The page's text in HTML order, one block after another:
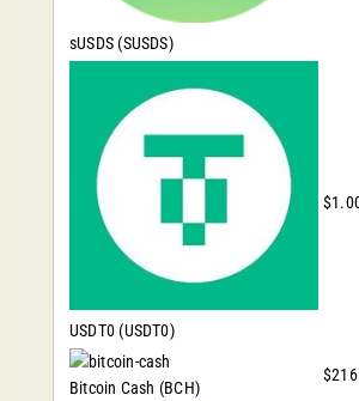
sUSDS (SUSDS)
USDT0 (USDT0)
Bitcoin Cash (BCH)